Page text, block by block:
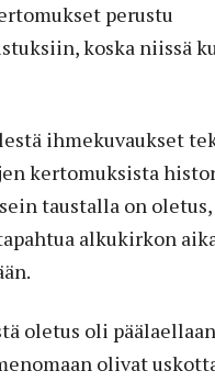
perustu
koska niissä
ihmekuvaukset
kertomuksista
taustalla on
alkukirkon
oletus oli
olivat